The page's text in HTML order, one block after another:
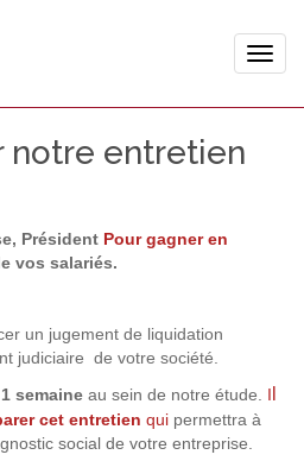
Toggle
notre entretien
Président Pour gagner en
vos salariés.
un jugement de liquidation
judiciaire de votre société.
semaine au sein de notre étude. I
cet entretien qui permettra à
social de votre entreprise.